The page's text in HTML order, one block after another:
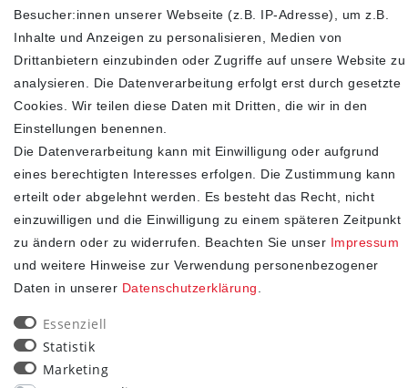
345,00 € 199,00 €
inkl. ges. MwSt. zzgl.Versandkosten
In den Warenkorb
SHOP
Impressum
Daten­schutz­erklärung
AGB
Widerrufs­recht
Vertrag widerrufen
STAY CONNECTED
Besucher:innen unserer Webseite (z.B. IP-Adresse), um z.B.
Inhalte und Anzeigen zu personalisieren, Medien von
Drittanbietern einzubinden oder Zugriffe auf unsere Website zu
analysieren. Die Datenverarbeitung erfolgt erst durch gesetzte
Cookies. Wir teilen diese Daten mit Dritten, die wir in den
Einstellungen benennen.
Die Datenverarbeitung kann mit Einwilligung oder aufgrund
eines berechtigten Interesses erfolgen. Die Zustimmung kann
erteilt oder abgelehnt werden. Es besteht das Recht, nicht
einzuwilligen und die Einwilligung zu einem späteren Zeitpunkt
zu ändern oder zu widerrufen. Beachten Sie unser Impressum
und weitere Hinweise zur Verwendung personenbezogener
Daten in unserer Daten­schutz­erklärung
Essenziell
Statistik
Marketing